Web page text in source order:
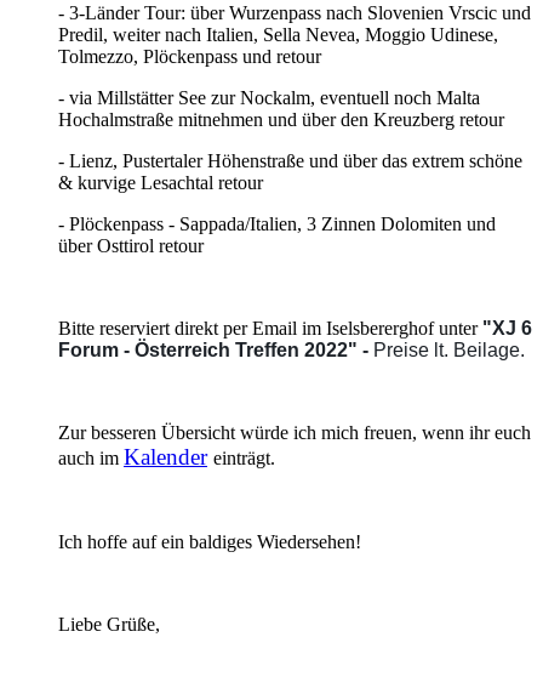
- 3-Länder Tour: über Wurzenpass nach Slovenien Vrscic und
Predil, weiter nach Italien, Sella Nevea, Moggio Udinese,
Tolmezzo, Plöckenpass und retour
- via Millstätter See zur Nockalm, eventuell noch Malta
Hochalmstraße mitnehmen und über den Kreuzberg retour
- Lienz, Pustertaler Höhenstraße und über das extrem schöne
& kurvige Lesachtal retour
- Plöckenpass - Sappada/Italien, 3 Zinnen Dolomiten und
über Osttirol retour
Bitte reserviert direkt per Email im Iselsbererghof unter "XJ 6
Forum - Österreich Treffen 2022" - Preise lt. Beilage.
Zur besseren Übersicht würde ich mich freuen, wenn ihr euch
auch im Kalender einträgt.
Ich hoffe auf ein baldiges Wiedersehen!
Liebe Grüße,